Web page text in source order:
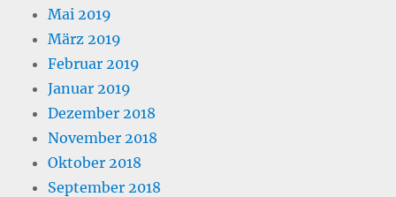
Mai 2019
März 2019
Februar 2019
Januar 2019
Dezember 2018
November 2018
Oktober 2018
September 2018